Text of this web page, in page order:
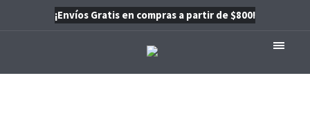
¡Envíos Gratis en compras a partir de $800!